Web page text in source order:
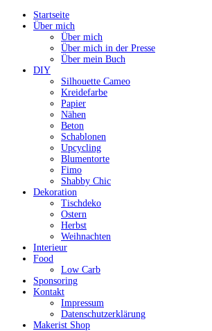
Startseite
Über mich
Über mich
Über mich in der Presse
Über mein Buch
DIY
Silhouette Cameo
Kreidefarbe
Papier
Nähen
Beton
Schablonen
Upcycling
Blumentorte
Fimo
Shabby Chic
Dekoration
Tischdeko
Ostern
Herbst
Weihnachten
Interieur
Food
Low Carb
Sponsoring
Kontakt
Impressum
Datenschutzerklärung
Makerist Shop